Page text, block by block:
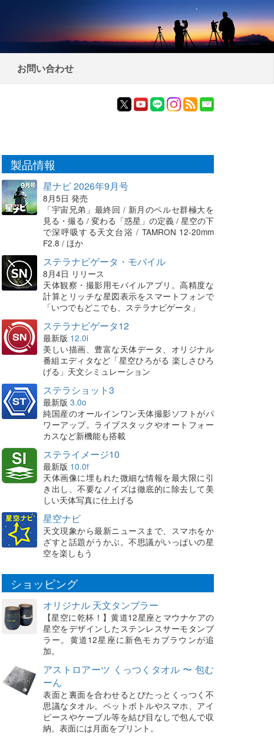
お問い合わせ
製品情報
星ナビ 2026年9月号
8月5日 発売
「宇宙兄弟」最終回 / 新月のペルセ群極大を
見る・撮る / 変わる「惑星」の定義 / 星空の下
で深呼吸する天文台浴 / TAMRON 12-20mm
F2.8 / ほか
ステラナビゲータ・モバイル
8月4日 リリース
天体観察・撮影用モバイルアプリ。高精度な
計算とリッチな星図表示をスマートフォンで
「いつでもどこでも、ステラナビゲータ」
ステラナビゲータ12
最新版 12.0i
美しい描画、豊富な天体データ、オリジナル
番組エディタなど「星空ひろがる 楽しさひろ
げる」天文シミュレーション
ステラショット3
最新版 3.0o
純国産のオールインワン天体撮影ソフトがパ
ワーアップ。ライブスタックやオートフォー
カスなど新機能も搭載
ステライメージ10
最新版 10.0f
天体画像に埋もれた微細な情報を最大限に引
き出し、不要なノイズは徹底的に除去して美
しい天体写真に仕上げる
星空ナビ
天文現象から最新ニュースまで、スマホをか
ざすと話題がうかぶ。不思議がいっぱいの星
空を楽しもう
ショッピング
オリジナル 天文タンブラー
【星空に乾杯！】黄道12星座とマウナケアの
星空をデザインしたステンレスサーモタンブ
ラー。黄道12星座に新色モカブラウンが追
加。
アストロアーツ くっつくタオル 〜 包む
ーん
表面と裏面を合わせるとぴたっとくっつく不
思議なタオル。ペットボトルやスマホ、アイ
ピースやケーブル等を結び目なしで包んで収
納。表面には月面をプリント。